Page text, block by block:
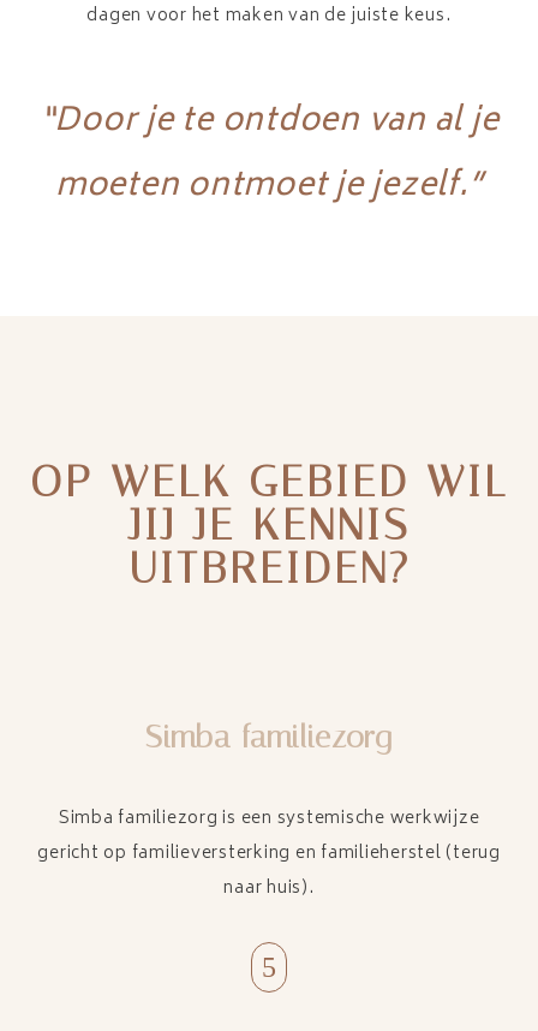
dagen voor het maken van de juiste keus.
“Door je te ontdoen van al je
moeten ontmoet je jezelf.”
OP WELK GEBIED WIL
JIJ JE KENNIS
UITBREIDEN?
Simba familiezorg
Simba familiezorg is een systemische werkwijze
gericht op familieversterking en familieherstel (terug
naar huis).
5